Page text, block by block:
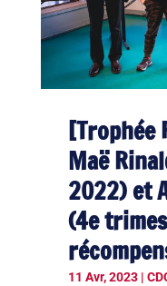
[Trophée
Maë
2022) et
(4e
11 Avr, 2023|